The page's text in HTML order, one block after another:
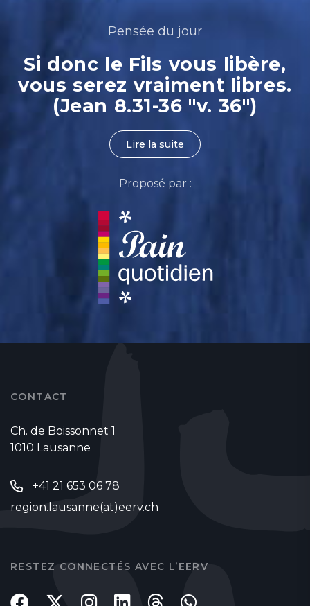
Pensée du jour
Si donc le Fils vous libère,
vous serez vraiment libres.
(Jean 8.31-36 "v. 36")
Lire la suite
Proposé par :
CONTACT
Ch. de Boissonnet 1
1010 Lausanne
+41 21 653 06 78
region.lausanne(at)eerv.ch
RESTEZ CONNECTÉS AVEC L’EERV